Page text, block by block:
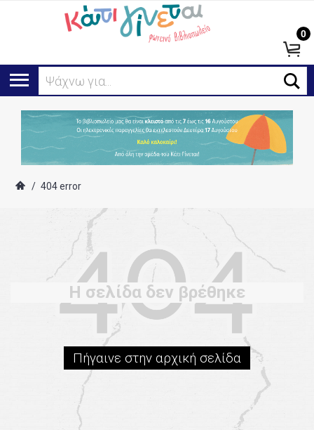
Ψάχνω για...
0
/ 404 error
Η σελίδα δεν βρέθηκε
Πήγαινε στην αρχική σελίδα